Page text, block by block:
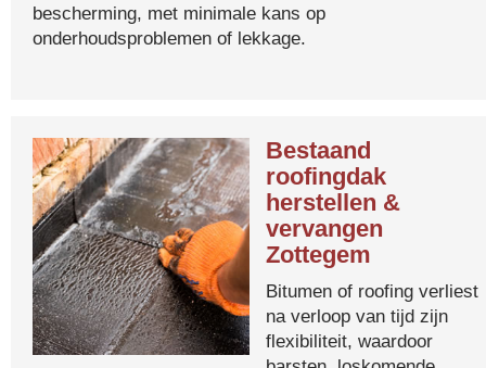
bescherming, met minimale kans op
onderhoudsproblemen of lekkage.
Bestaand
roofingdak
herstellen &
vervangen
Zottegem
Bitumen of roofing verliest
na verloop van tijd zijn
flexibiliteit, waardoor